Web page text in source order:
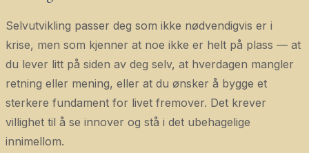
Selvutvikling passer deg som ikke nødvendigvis er i
krise, men som kjenner at noe ikke er helt på plass — at
du lever litt på siden av deg selv, at hverdagen mangler
retning eller mening, eller at du ønsker å bygge et
sterkere fundament for livet fremover. Det krever
villighet til å se innover og stå i det ubehagelige
innimellom.